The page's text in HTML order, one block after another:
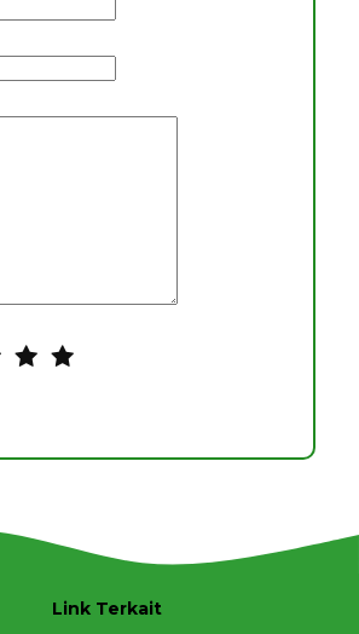
Link Terkait